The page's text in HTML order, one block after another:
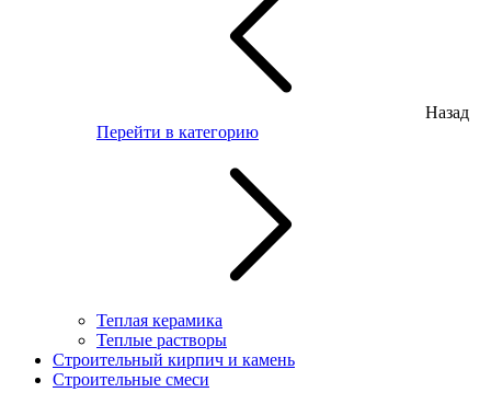
Назад
Перейти в категорию
Теплая керамика
Теплые растворы
Строительный кирпич и камень
Строительные смеси